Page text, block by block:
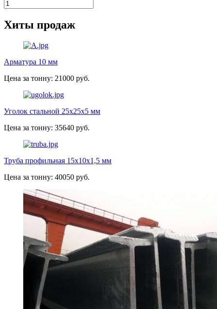
Хиты продаж
Арматура 10 мм
Цена за тонну: 21000 руб.
Уголок стальной 25х25х5 мм
Цена за тонну: 35640 руб.
Труба профильная 15х10х1,5 мм
Цена за тонну: 40050 руб.